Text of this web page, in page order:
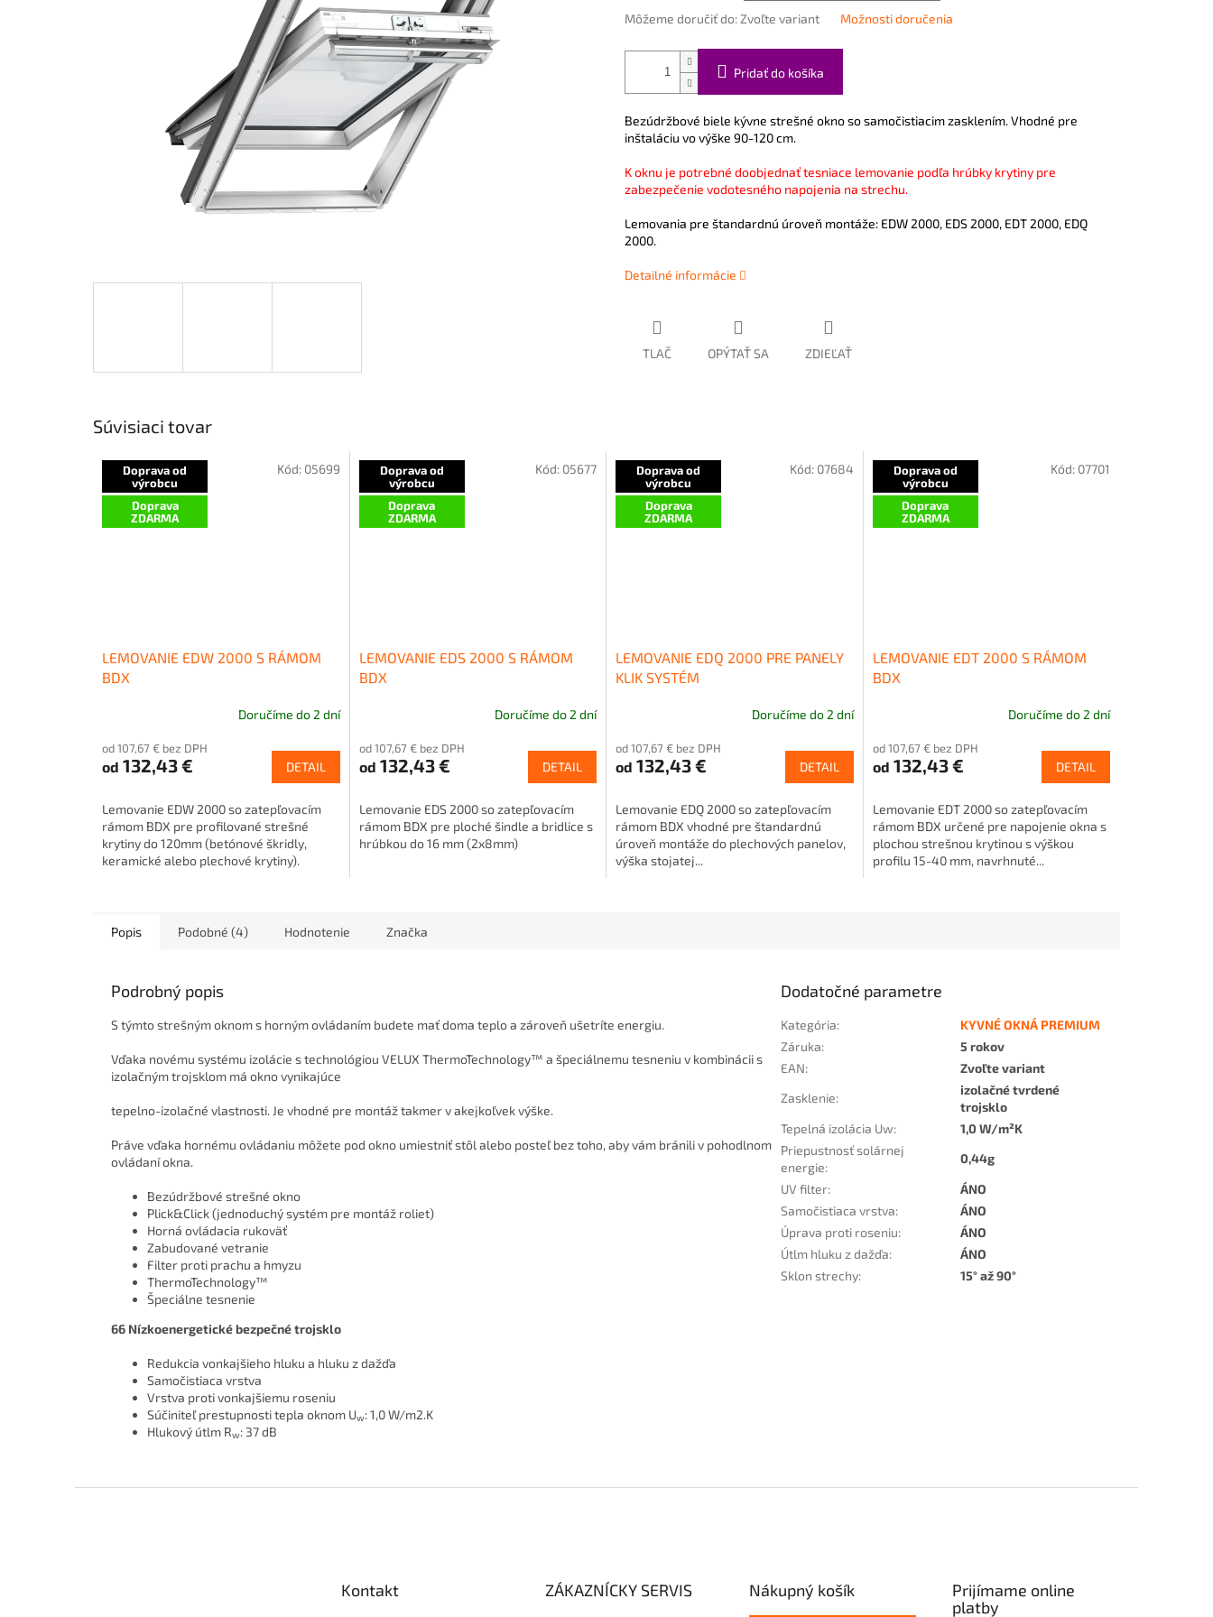
Môžeme doručiť do:Zvoľte variant Možnosti doručenia
Pridať do košíka
Bezúdržbové biele kývne strešné okno so samočistiacim zasklením. Vhodné pre
inštaláciu vo výške 90-120 cm.
K oknu je potrebné doobjednať tesniace lemovanie podľa hrúbky krytiny pre
zabezpečenie vodotesného napojenia na strechu.
Lemovania pre štandardnú úroveň montáže: EDW 2000, EDS 2000, EDT 2000, EDQ
2000.
Detailné informácie
TLAČ OPÝTAŤ SA ZDIEĽAŤ
Súvisiaci tovar
Doprava od
výrobcu
Doprava
ZDARMA
LEMOVANIE EDW 2000 S RÁMOM
BDX
Doručíme do 2 dní
od 107,67 € bez DPH
od 132,43 € DETAIL
Lemovanie EDW 2000 so zatepľovacím
rámom BDX pre profilované strešné
krytiny do 120mm (betónové škridly,
keramické alebo plechové krytiny).
Kód: 05699
Doprava od
výrobcu
Doprava
ZDARMA
LEMOVANIE EDS 2000 S RÁMOM
BDX
Doručíme do 2 dní
od 107,67 € bez DPH
od 132,43 € DETAIL
Lemovanie EDS 2000 so zatepľovacím
rámom BDX pre ploché šindle a bridlice s
hrúbkou do 16 mm (2x8mm)
Kód: 05677
Doprava od
výrobcu
Doprava
ZDARMA
LEMOVANIE EDQ 2000 PRE PANELY
KLIK SYSTÉM
Doručíme do 2 dní
od 107,67 € bez DPH
od 132,43 € DETAIL
Lemovanie EDQ 2000 so zatepľovacím
rámom BDX vhodné pre štandardnú
úroveň montáže do plechových panelov,
výška stojatej...
Kód: 07684
Doprava od
výrobcu
Doprava
ZDARMA
LEMOVANIE EDT 2000 S RÁMOM
BDX
Doručíme do 2 dní
od 107,67 € bez DPH
od 132,43 € DETAIL
Lemovanie EDT 2000 so zatepľovacím
rámom BDX určené pre napojenie okna s
plochou strešnou krytinou s výškou
profilu 15-40 mm, navrhnuté...
Kód: 07701
Popis Podobné (4) Hodnotenie Značka
Podrobný popis
S týmto strešným oknom s horným ovládaním budete mať doma teplo a zároveň ušetríte energiu.
Vďaka novému systému izolácie s technológiou VELUX ThermoTechnology™ a špeciálnemu tesneniu v kombinácii s
izolačným trojsklom má okno vynikajúce
tepelno-izolačné vlastnosti. Je vhodné pre montáž takmer v akejkoľvek výške.
Práve vďaka hornému ovládaniu môžete pod okno umiestniť stôl alebo posteľ bez toho, aby vám bránili v pohodlnom
ovládaní okna.
Bezúdržbové strešné okno
Plick&Click (jednoduchý systém pre montáž roliet)
Horná ovládacia rukoväť
Zabudované vetranie
Filter proti prachu a hmyzu
ThermoTechnology™
Špeciálne tesnenie
66 Nízkoenergetické bezpečné trojsklo
Redukcia vonkajšieho hluku a hluku z dažďa
Samočistiaca vrstva
Vrstva proti vonkajšiemu roseniu
Súčiniteľ prestupnosti tepla oknom Uw: 1,0 W/m2.K
Hlukový útlm Rw: 37 dB
Dodatočné parametre
Kategória:
KYVNÉ OKNÁ PREMIUM
Záruka:
5 rokov
EAN:
Zvoľte variant
Zasklenie:
izolačné tvrdené
trojsklo
Tepelná izolácia Uw:
1,0 W/m²K
Priepustnosť solárnej
energie:
0,44g
UV filter:
ÁNO
Samočistiaca vrstva:
ÁNO
Úprava proti roseniu:
ÁNO
Útlm hluku z dažďa:
ÁNO
Sklon strechy: 15° až 90°
Kontakt ZÁKAZNÍCKY SERVIS Nákupný košík
Prijímame online
platby